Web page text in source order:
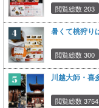
閲覧総数 203
暑くて桃狩り
閲覧総数 300
川越大師・喜
閲覧総数 3754